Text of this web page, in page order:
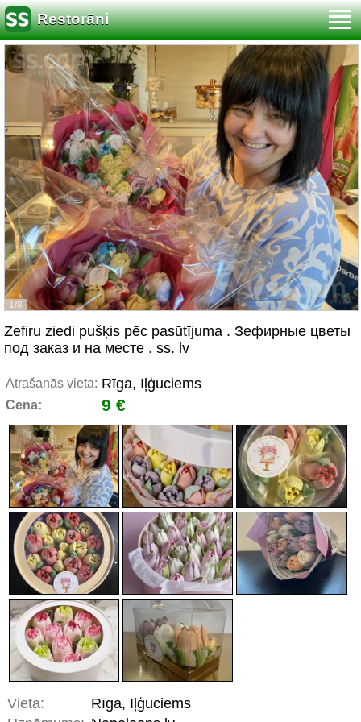
Restorāni
1/8
Zefiru ziedi pušķis pēc pasūtījuma . Зефирные цветы
под заказ и на месте . ss. lv
Atrašanās vieta: Rīga, Iļģuciems
Cena: 9 €
Vieta:
Rīga, Iļģuciems